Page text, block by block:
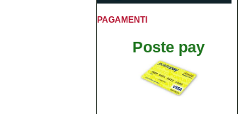
PAGAMENTI
Poste pay